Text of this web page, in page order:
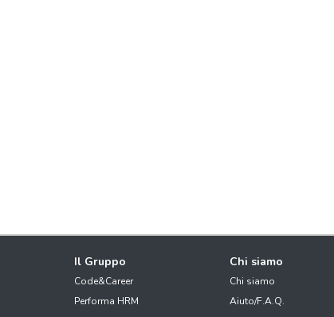
Il Gruppo
Code&Career
Performa HRM
Chi siamo
Chi siamo
Aiuto/F.A.Q.